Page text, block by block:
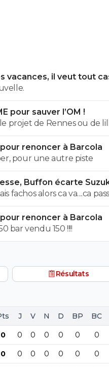
vacances, il veut tout
pour sauver l’OM !
projet de Rennes ou de
chaques année
.. perso non merci je
éléments et
de temps en temps ca
pour L'OM il aurait
pas L'OM ..
renoncer à Barcola
pour une autre piste
Buffon écarte
fachos alors ca va....ca
renoncer à Barcola
bar vendu 150 !!!!
Résultats
J V N D BP BC
0 0 0 0 0 0 0
0 0 0 0 0 0 0